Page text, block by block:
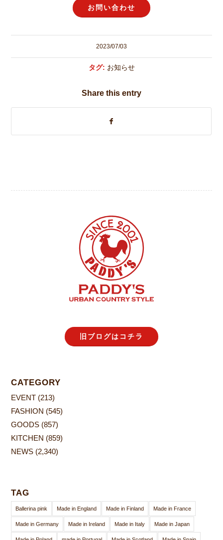
お問い合わせ
2023/07/03
タグ: お知らせ
Share this entry
旧ブログはコチラ
CATEGORY
EVENT (213)
FASHION (545)
GOODS (857)
KITCHEN (859)
NEWS (2,340)
TAG
Ballerina pink Made in England Made in Finland Made in France
Made in Germany Made in Ireland Made in Italy Made in Japan